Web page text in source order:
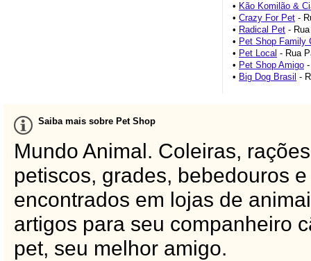
• Kão Komilão &
• Crazy For Pet -
• Radical Pet -
• Pet Shop Family
• Pet Local - Rua
• Pet Shop Amigo
• Big Dog Brasil -
Saiba mais sobre Pet Shop
Mundo Animal. Coleiras,
petiscos, grades, bebedouros
encontrados em lojas de
artigos para seu companheiro
pet, seu melhor amigo.